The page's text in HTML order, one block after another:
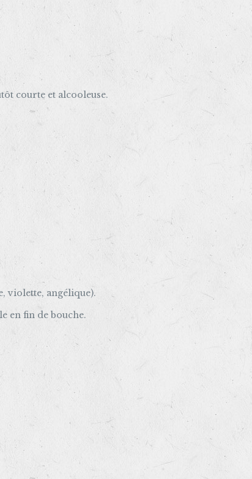
courte et alcooleuse.
violette, angélique).
en fin de bouche.